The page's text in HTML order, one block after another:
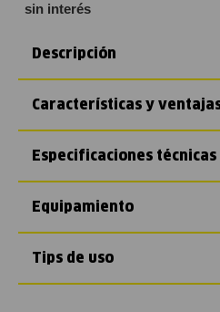
sin interés
Descripción
Características y
Especificaciones técnicas
Equipamiento
Tips de uso